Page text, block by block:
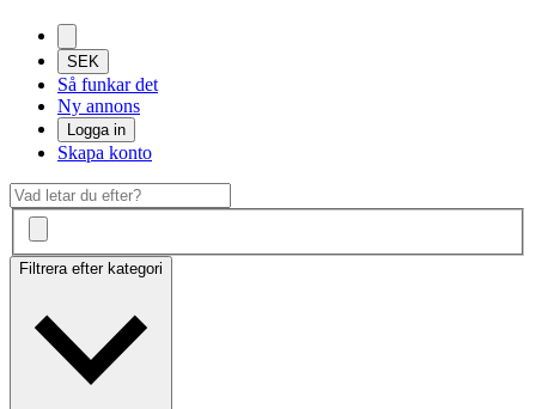
SEK
Så funkar det
Ny annons
Logga in
Skapa konto
Filtrera efter kategori